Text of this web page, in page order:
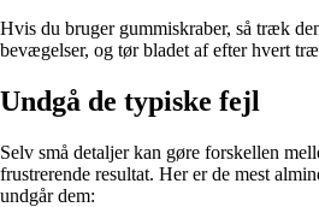
Hvis du bruger gummiskraber, så træk
bevægelser, og tør bladet af efter hvert
Undgå de typiske fejl
Selv små detaljer kan gøre forskellen
frustrerende resultat. Her er de mest
undgår dem: